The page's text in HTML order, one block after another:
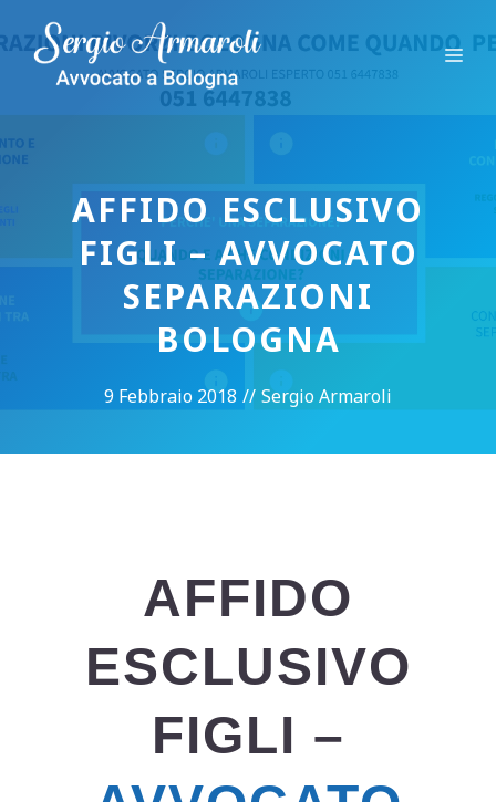
al
contenuto
AFFIDO ESCLUSIVO
FIGLI – AVVOCATO
SEPARAZIONI
BOLOGNA
9 Febbraio 2018 // Sergio Armaroli
AFFIDO
ESCLUSIVO
FIGLI –